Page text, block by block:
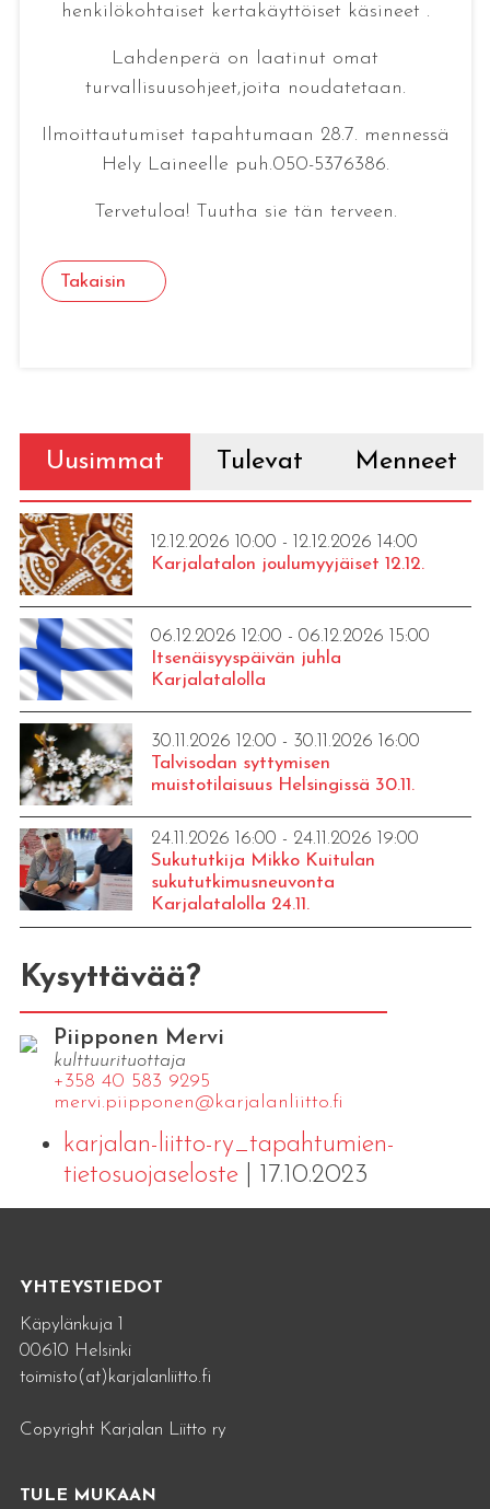
henkilökohtaiset kertakäyttöiset käsineet .
Lahdenperä on laatinut omat
turvallisuusohjeet,joita noudatetaan.
Ilmoittautumiset tapahtumaan 28.7. mennessä
Hely Laineelle puh.050-5376386.
Tervetuloa! Tuutha sie tän terveen.
Takaisin
Uusimmat Tulevat Menneet
12.12.2026 10:00 - 12.12.2026 14:00
Karjalatalon joulumyyjäiset 12.12.
06.12.2026 12:00 - 06.12.2026 15:00
Itsenäisyyspäivän juhla
Karjalatalolla
30.11.2026 12:00 - 30.11.2026 16:00
Talvisodan syttymisen
muistotilaisuus Helsingissä 30.11.
24.11.2026 16:00 - 24.11.2026 19:00
Sukututkija Mikko Kuitulan
sukututkimusneuvonta
Karjalatalolla 24.11.
Kysyttävää?
Piipponen Mervi
kulttuurituottaja
+358 40 583 9295
mervi.​piipponen@​kar​jala​nlii​tto.​fi
karjalan-liitto-ry_tapahtumien-
tietosuojaseloste| 17.10.2023
YHTEYSTIEDOT
Käpylänkuja 1
00610 Helsinki
toimisto(at)karjalanliitto.fi
Copyright Karjalan Liitto ry
TULE MUKAAN